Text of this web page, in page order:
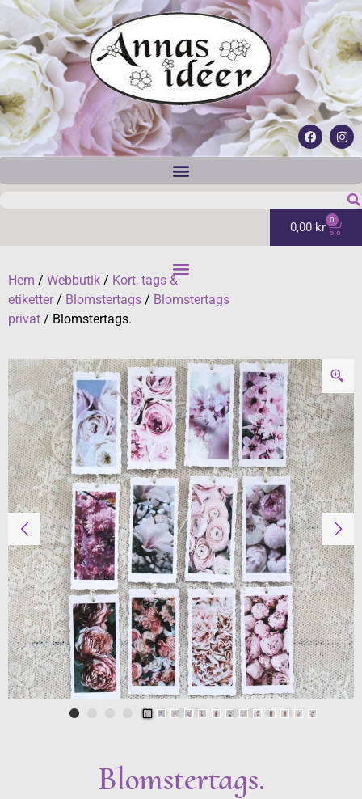
0,00 kr 0
Hem / Webbutik / Kort, tags &
etiketter/ Blomstertags / Blomstertags
privat / Blomstertags.
Blomstertags.